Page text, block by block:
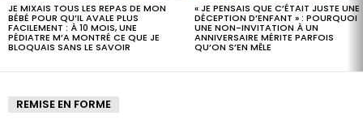
JE MIXAIS TOUS LES REPAS DE MON
BÉBÉ POUR QU’IL AVALE PLUS
FACILEMENT : À 10 MOIS, UNE
PÉDIATRE M’A MONTRÉ CE QUE JE
BLOQUAIS SANS LE SAVOIR
« JE PENSAIS QUE C’ÉTAIT JUSTE UNE
DÉCEPTION D’ENFANT » : POURQUOI
UNE NON-INVITATION À UN
ANNIVERSAIRE MÉRITE PARFOIS
QU’ON S’EN MÊLE
REMISE EN FORME